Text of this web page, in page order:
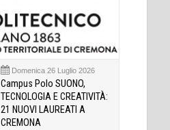
Domenica 26 Luglio 2026
Campus Polo SUONO,
TECNOLOGIA E CREATIVITÀ:
21 NUOVI LAUREATI A
CREMONA